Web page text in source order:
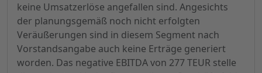
keine Umsatzerlöse angefallen sind. Angesichts
der planungsgemäß noch nicht erfolgten
Veräußerungen sind in diesem Segment nach
Vorstandsangabe auch keine Erträge generiert
worden. Das negative EBITDA von 277 TEUR stelle